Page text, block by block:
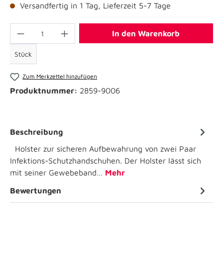
Versandfertig in 1 Tag, Lieferzeit 5-7 Tage
Stück
In den Warenkorb
Zum Merkzettel hinzufügen
Produktnummer: 2859-9006
Beschreibung
Holster zur sicheren Aufbewahrung von zwei Paar
Infektions-Schutzhandschuhen. Der Holster lässt sich
mit seiner Gewebeband… Mehr
Bewertungen